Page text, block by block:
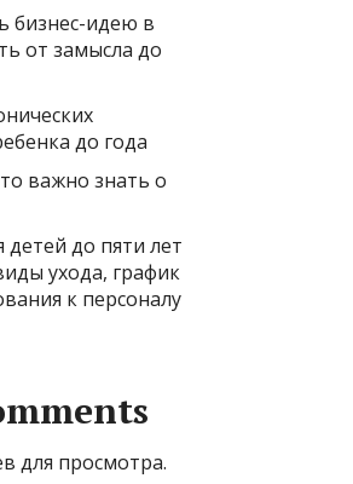
бизнес-идею в
от замысла до
до года
важно знать о
детей до пяти лет
ухода, график
к персоналу
для просмотра.